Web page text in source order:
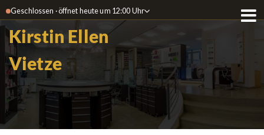
Geschlossen · öffnet heute um 12:00 Uhr
Kirstin Ellen
Vietze